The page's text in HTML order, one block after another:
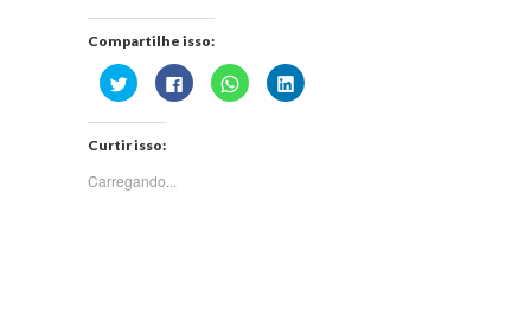
Compartilhe isso:
Clique
para
compartilhar
no
Twitter(abre
em
janela)
Clique
para
compartilhar
Clique
para
compartilhar
Clique
para
Curtir isso:
Carregando...